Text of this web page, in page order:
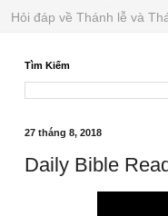
Hỏi đáp về Thánh lễ và
Tìm Kiếm
27 tháng 8, 2018
Daily Bible